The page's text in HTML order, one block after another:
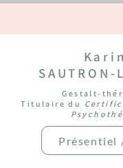
SAUTRON-
Gestalt-
Titulaire du
Présentiel